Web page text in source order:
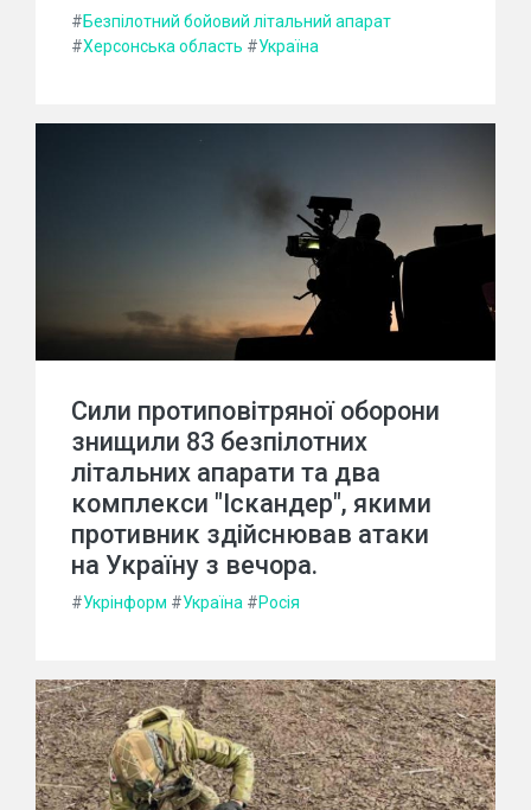
#Безпілотний бойовий літальний апарат
#Херсонська область #Україна
Сили протиповітряної оборони
знищили 83 безпілотних
літальних апарати та два
комплекси "Іскандер", якими
противник здійснював атаки
на Україну з вечора.
#Укрінформ #Україна #Росія